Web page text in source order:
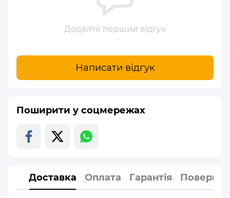
Додайте перший відгук
Написати відгук
Поширити у соцмережах
Доставка Оплата Гарантія